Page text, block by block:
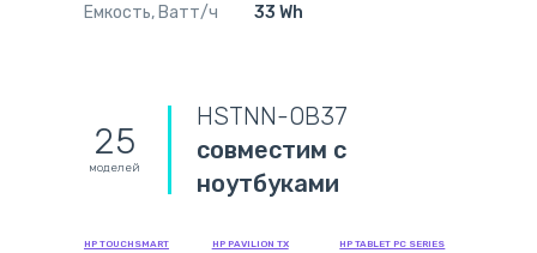
Емкость, Ватт/ч
33 Wh
25
моделей
HSTNN-OB37
совместим с
ноутбуками
HP TOUCHSMART
HP PAVILION TX
HP TABLET PC SERIES